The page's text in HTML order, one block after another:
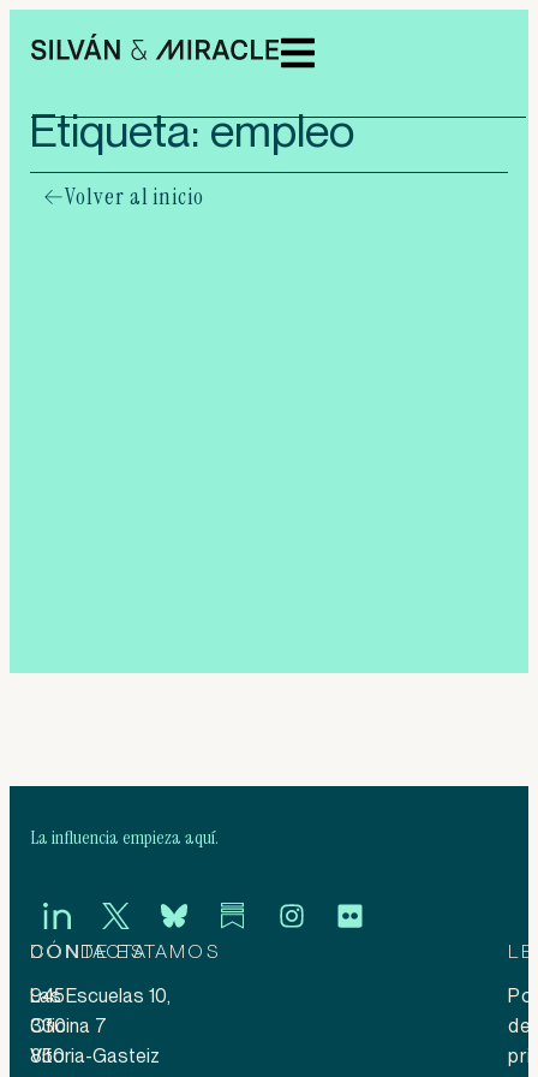
Etiqueta: empleo
Volver al inicio
La influencia empieza aquí.
CONTACTA
945
330
850
DÓNDE ESTAMOS
Las Escuelas 10,
Oficina 7
Vitoria-Gasteiz
de